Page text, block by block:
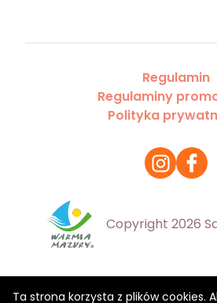
Ta strona korzysta z plików cookies.
Regulamin
Regulaminy
Polityka
Copyright 2026